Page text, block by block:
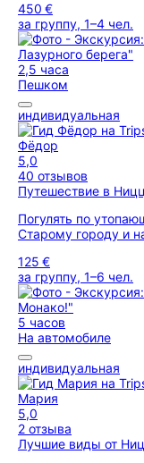
450 €
за группу, 1–4 чел.
2,5 часа
Пешком
индивидуальная
Фёдор
5,0
40 отзывов
Путешествие в
Погулять по
Старому городу и
125 €
за группу, 1–6 чел.
5 часов
На автомобиле
индивидуальная
Мария
5,0
2 отзыва
Лучшие виды от